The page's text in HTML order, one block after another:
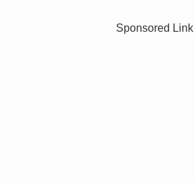
Sponsored Link